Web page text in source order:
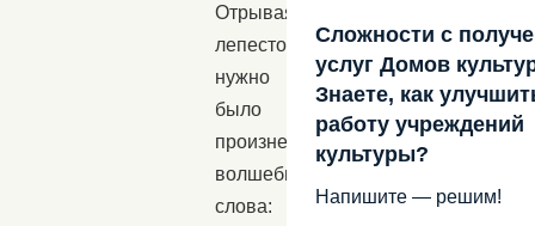
Отрывая
лепесток
нужно
было
произнести
волшебные
слова:
Сложности с
услуг Домов
Знаете, как
работу учреждений
культуры?
Напишите — решим!